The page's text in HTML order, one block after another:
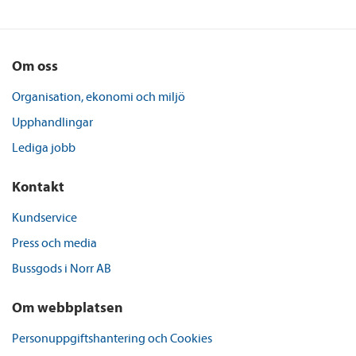
Om oss
Organisation, ekonomi och miljö
Upphandlingar
Lediga jobb
Kontakt
Kundservice
Press och media
Bussgods i Norr AB
Om webbplatsen
Personuppgiftshantering och Cookies